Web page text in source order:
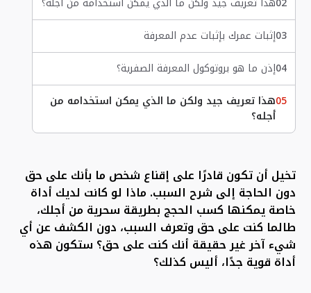
03إثبات عمرك بإثبات عدم المعرفة
04إذن ما هو بروتوكول المعرفة الصفرية؟
05هذا تعريف جيد ولكن ما الذي يمكن استخدامه من
أجله؟
تخيل أن تكون قادرًا على إقناع شخص ما بأنك على حق
دون الحاجة إلى شرح السبب. ماذا لو كانت لديك أداة
خاصة يمكنها كسب الحجج بطريقة سحرية من أجلك،
طالما كنت على حق وتعرف السبب، دون الكشف عن أي
شيء آخر غير حقيقة أنك كنت على حق؟ ستكون هذه
أداة قوية جدًا، أليس كذلك؟